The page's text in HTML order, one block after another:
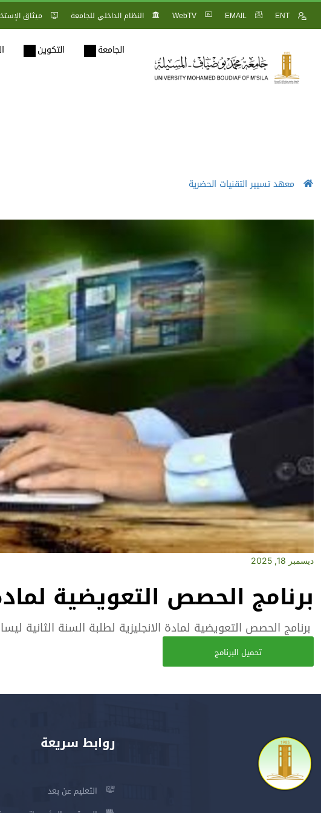
ENT
EMAIL
WebTV النظام الداخلي للجامعة ميثاق
الجامعة التكوين
معهد تسيير التقنيات الحضرية
ديسمبر 18, 2025
برنامج الحصص التعويضية
برنامج الحصص التعويضية لمادة الانجليزية لطلبة السنة الثانية
تحميل البرنامج
روابط سريعة
التعليم عن بعد